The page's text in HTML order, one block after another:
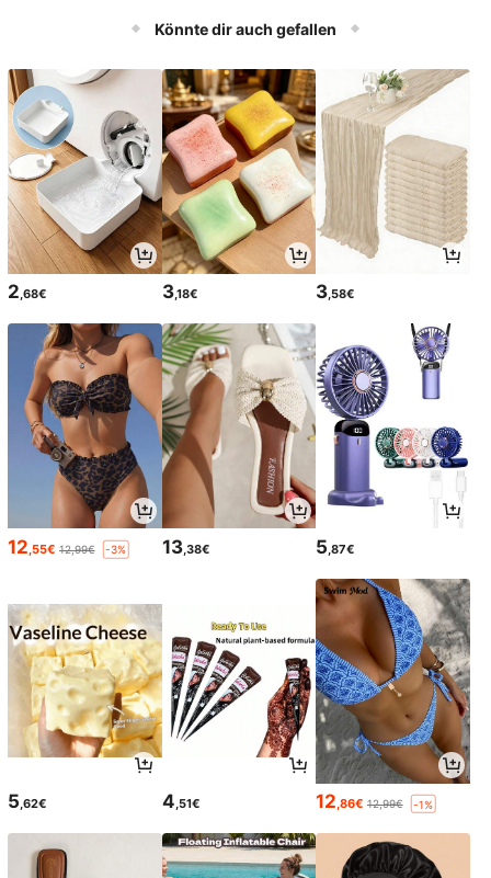
Könnte dir auch gefallen
2,68€ 3,18€ 3,58€
12 ,55€ 12,99€ -3% 13,38€ 5 ,87€
5 ,62€ 4 ,51€ 12 ,86€ 12,99€ -1%